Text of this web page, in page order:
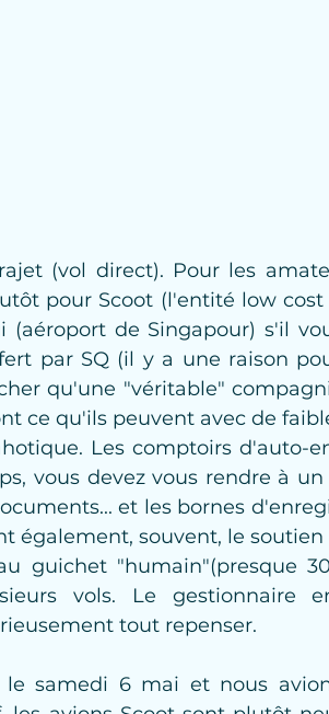
(vol direct). Pour les
pour Scoot (l'entité low cost
(aéroport de Singapour) s'il
par SQ (il y a une raison
qu'une "véritable"
ce qu'ils peuvent avec de
Les comptoirs d'auto-
vous devez vous rendre à
et les bornes
également, souvent, le
guichet "humain"(presque
vols. Le gestionnaire
tout repenser.
samedi 6 mai et nous